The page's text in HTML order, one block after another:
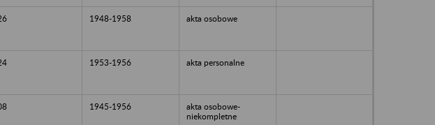
1948-1958 akta osobowe
1953-1956 akta personalne
1945-1956
akta osobowe-
niekompletne